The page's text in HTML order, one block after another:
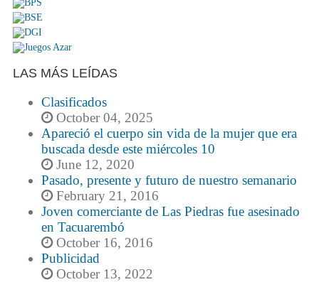
LAS MÁS LEÍDAS
Clasificados
October 04, 2025
Apareció el cuerpo sin vida de la mujer que era
buscada desde este miércoles 10
June 12, 2020
Pasado, presente y futuro de nuestro semanario
February 21, 2016
Joven comerciante de Las Piedras fue asesinado
en Tacuarembó
October 16, 2016
Publicidad
October 13, 2022